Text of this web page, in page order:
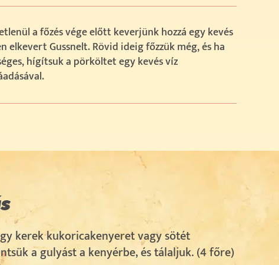
a főzés vége előtt keverjünk hozzá egy kevés
elkevert Gussnelt. Rövid ideig főzzük még, és ha
hígítsuk a pörköltet egy kevés víz
kerek kukoricakenyeret vagy sötét
a gulyást a kenyérbe, és tálaljuk. (4 főre)